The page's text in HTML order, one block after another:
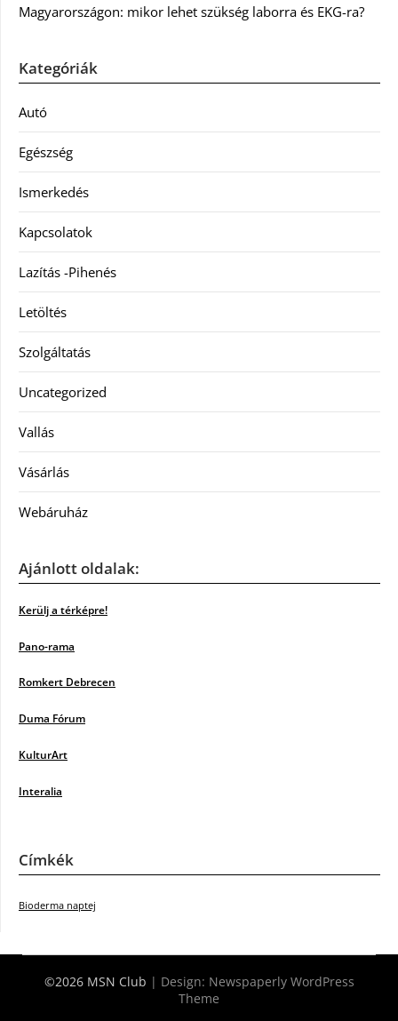
Magyarországon: mikor lehet szükség laborra és EKG-ra?
Kategóriák
Autó
Egészség
Ismerkedés
Kapcsolatok
Lazítás -Pihenés
Letöltés
Szolgáltatás
Uncategorized
Vallás
Vásárlás
Webáruház
Ajánlott oldalak:
Kerülj a térképre!
Pano-rama
Romkert Debrecen
Duma Fórum
KulturArt
Interalia
Címkék
Bioderma naptej
©2026 MSN Club | Design: Newspaperly WordPress
Theme